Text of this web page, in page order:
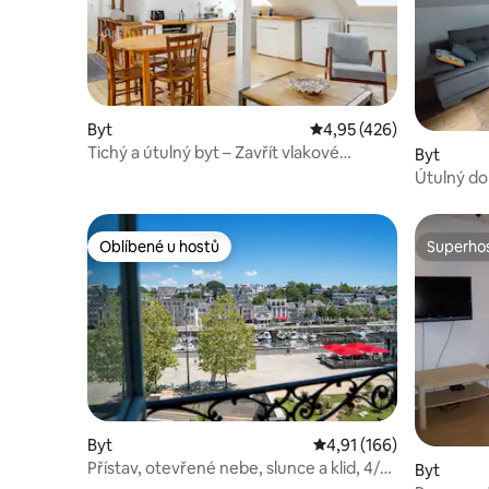
Byt Průměrné hodnocení
4,95 (426)
Tichý a útulný byt – Zavřít vlakové
Byt
Útulný
Oblíbené u hostů
Oblíbené u hostů
Byt Průměrné hodnocení
4,91 (166)
Přístav, otevřené nebe, slunce a klid, 4/6
Byt